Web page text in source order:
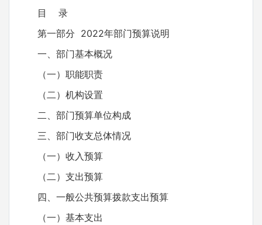
目 录
第一部分 2022年部门预算说明
一、部门基本概况
（一）职能职责
（二）机构设置
二、部门预算单位构成
三、部门收支总体情况
（一）收入预算
（二）支出预算
四、一般公共预算拨款支出预算
（一）基本支出